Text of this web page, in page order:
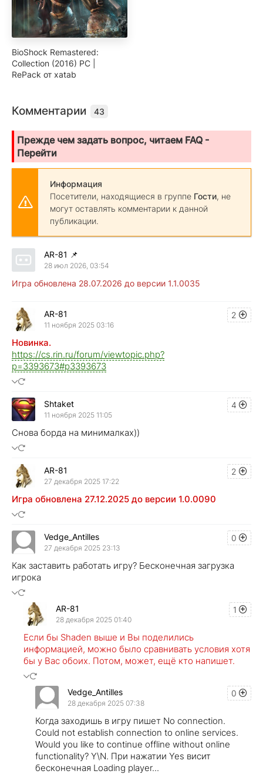
BioShock Remastered:
Collection (2016) PC |
RePack от xatab
Комментарии 43
Прежде чем задать вопрос, читаем FAQ -
Перейти
Информация
Посетители, находящиеся в группе Гости, не
могут оставлять комментарии к данной
публикации.
AR-81 📌
28 июл 2026, 03:54
Игра обновлена 28.07.2026 до версии 1.1.0035
2
AR-81
11 ноября 2025 03:16
Новинка.
https://cs.rin.ru/forum/viewtopic.php?
p=3393673#p3393673
4
Shtaket
11 ноября 2025 11:05
Снова борда на минималках))
2
AR-81
27 декабря 2025 17:22
Игра обновлена 27.12.2025 до версии 1.0.0090
0
Vedge_Antilles
27 декабря 2025 23:13
Как заставить работать игру? Бесконечная загрузка
игрока
1
AR-81
28 декабря 2025 01:40
Если бы Shaden выше и Вы поделились
информацией, можно было сравнивать условия хотя
бы у Вас обоих. Потом, может, ещё кто напишет.
0
Vedge_Antilles
28 декабря 2025 07:38
Когда заходишь в игру пишет No connection.
Could not establish connection to online services.
Would you like to continue offline without online
functionality? Y\N. При нажатии Yes висит
бесконечная Loading player...